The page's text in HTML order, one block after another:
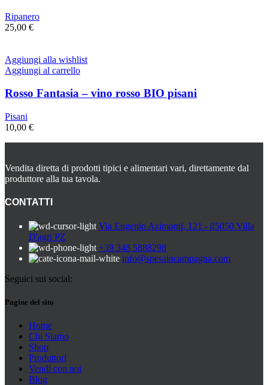
Ripanero
25,00 €
Aggiungi alla wishlist
Aggiungi al carrello
Rosso Fantasia – vino rosso BIO pisani
Pisani
10,00 €
Vendita diretta di prodotti tipici e alimentari vari, direttamente dal
produttore alla tua tavola.
CONTATTI
Via Eugenio Azimonti, 121 - 85050 Villa
D'agri PZ
+39 348 5888298
info@spesaincampagna.com
Seguici sui social:
Pagine del sito
Home
Chi Siamo
Shop
Produttori
Vendi con noi
Blog